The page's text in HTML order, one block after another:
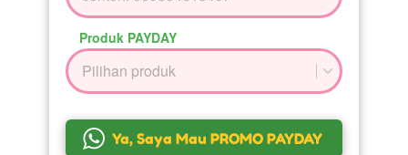
Produk PAYDAY
Pilihan produk
` Ya, Saya Mau PROMO PAYDAY